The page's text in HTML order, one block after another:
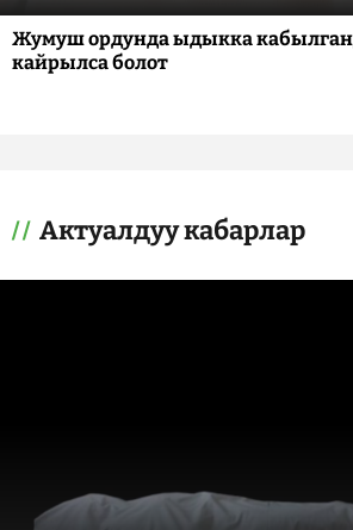
Жумуш ордунда ыдыкка
кайрылса болот
Актуалдуу кабарлар